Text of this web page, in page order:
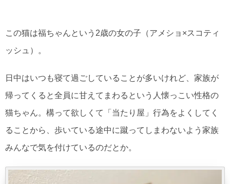
この猫は福ちゃんという2歳の女の子（アメショ×スコティ
ッシュ）。
日中はいつも寝て過ごしていることが多いけれど、家族が
帰ってくると全員に甘えてまわるという人懐っこい性格の
猫ちゃん。構って欲しくて「当たり屋」行為をよくしてく
ることから、歩いている途中に蹴ってしまわないよう家族
みんなで気を付けているのだとか。